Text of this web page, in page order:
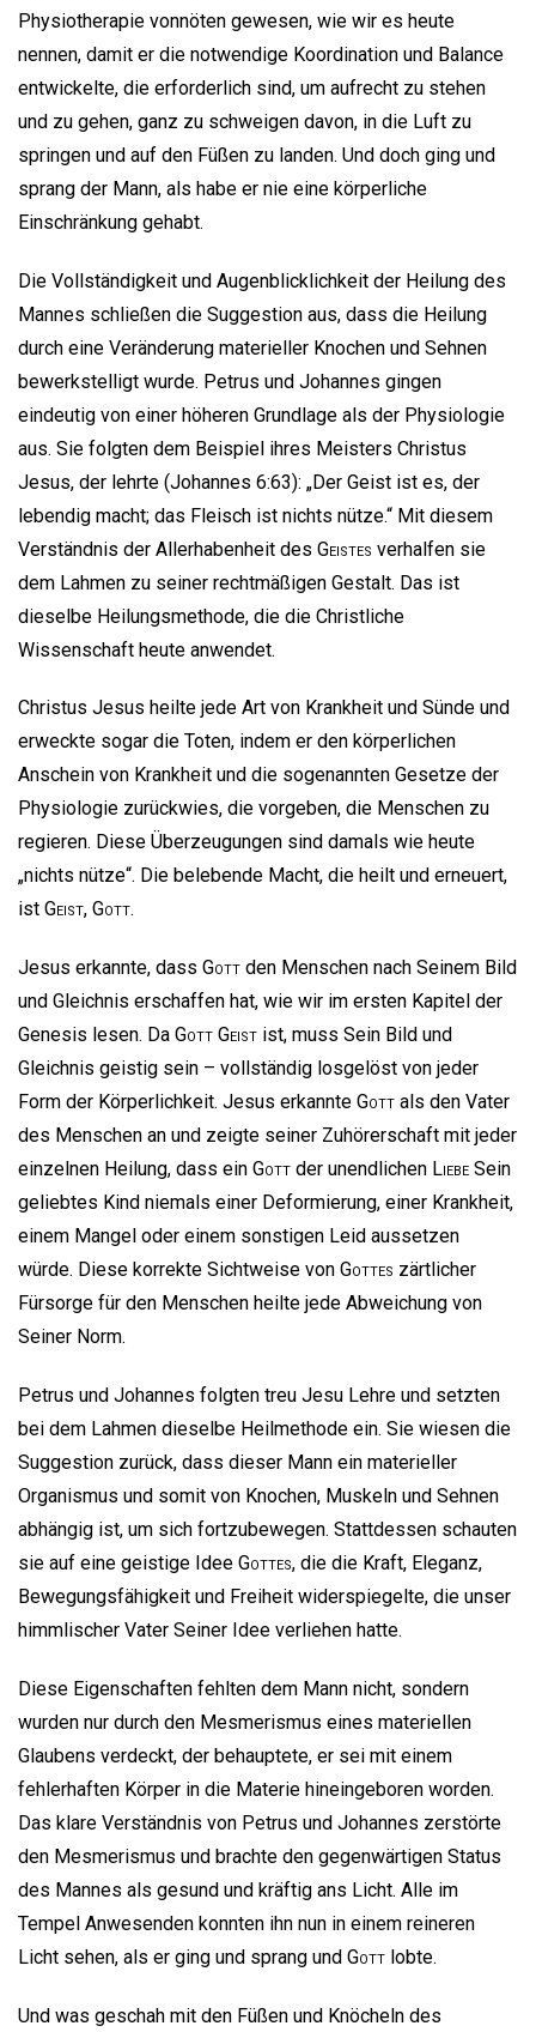
Physiotherapie vonnöten gewesen, wie wir es heute
nennen, damit er die notwendige Koordination und Balance
entwickelte, die erforderlich sind, um aufrecht zu stehen
und zu gehen, ganz zu schweigen davon, in die Luft zu
springen und auf den Füßen zu landen. Und doch ging und
sprang der Mann, als habe er nie eine körperliche
Einschränkung gehabt.
Die Vollständigkeit und Augenblicklichkeit der Heilung des
Mannes schließen die Suggestion aus, dass die Heilung
durch eine Veränderung materieller Knochen und Sehnen
bewerkstelligt wurde. Petrus und Johannes gingen
eindeutig von einer höheren Grundlage als der Physiologie
aus. Sie folgten dem Beispiel ihres Meisters Christus
Jesus, der lehrte (Johannes 6:63): „Der Geist ist es, der
lebendig macht; das Fleisch ist nichts nütze.“ Mit diesem
Verständnis der Allerhabenheit des Geistes verhalfen sie
dem Lahmen zu seiner rechtmäßigen Gestalt. Das ist
dieselbe Heilungsmethode, die die Christliche
Wissenschaft heute anwendet.
Christus Jesus heilte jede Art von Krankheit und Sünde und
erweckte sogar die Toten, indem er den körperlichen
Anschein von Krankheit und die sogenannten Gesetze der
Physiologie zurückwies, die vorgeben, die Menschen zu
regieren. Diese Überzeugungen sind damals wie heute
„nichts nütze“. Die belebende Macht, die heilt und erneuert,
ist Geist, Gott.
Jesus erkannte, dass Gott den Menschen nach Seinem Bild
und Gleichnis erschaffen hat, wie wir im ersten Kapitel der
Genesis lesen. Da Gott Geist ist, muss Sein Bild und
Gleichnis geistig sein – vollständig losgelöst von jeder
Form der Körperlichkeit. Jesus erkannte Gott als den Vater
des Menschen an und zeigte seiner Zuhörerschaft mit jeder
einzelnen Heilung, dass ein Gott der unendlichen Liebe Sein
geliebtes Kind niemals einer Deformierung, einer Krankheit,
einem Mangel oder einem sonstigen Leid aussetzen
würde. Diese korrekte Sichtweise von Gottes zärtlicher
Fürsorge für den Menschen heilte jede Abweichung von
Seiner Norm.
Petrus und Johannes folgten treu Jesu Lehre und setzten
bei dem Lahmen dieselbe Heilmethode ein. Sie wiesen die
Suggestion zurück, dass dieser Mann ein materieller
Organismus und somit von Knochen, Muskeln und Sehnen
abhängig ist, um sich fortzubewegen. Stattdessen schauten
sie auf eine geistige Idee Gottes, die die Kraft, Eleganz,
Bewegungsfähigkeit und Freiheit widerspiegelte, die unser
himmlischer Vater Seiner Idee verliehen hatte.
Diese Eigenschaften fehlten dem Mann nicht, sondern
wurden nur durch den Mesmerismus eines materiellen
Glaubens verdeckt, der behauptete, er sei mit einem
fehlerhaften Körper in die Materie hineingeboren worden.
Das klare Verständnis von Petrus und Johannes zerstörte
den Mesmerismus und brachte den gegenwärtigen Status
des Mannes als gesund und kräftig ans Licht. Alle im
Tempel Anwesenden konnten ihn nun in einem reineren
Licht sehen, als er ging und sprang und Gott lobte.
Und was geschah mit den Füßen und Knöcheln des